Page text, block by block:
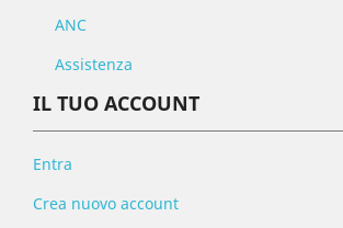
ANC
Assistenza
IL TUO ACCOUNT
Entra
Crea nuovo account